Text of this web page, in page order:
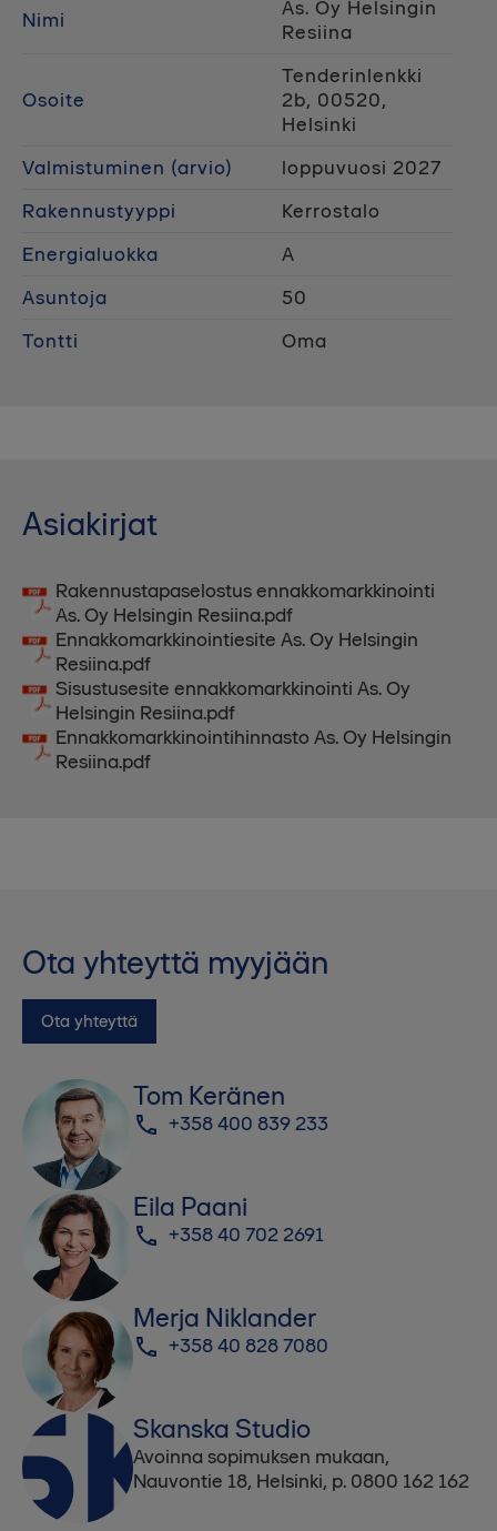
Nimi
As. Oy Helsingin
Resiina
Osoite
Tenderinlenkki
2b, 00520,
Helsinki
Valmistuminen (arvio)
loppuvuosi 2027
Rakennustyyppi
Kerrostalo
Energialuokka
A
Asuntoja
50
Tontti
Oma
Asiakirjat
Rakennustapaselostus ennakkomarkkinointi
As. Oy Helsingin Resiina.pdf
Ennakkomarkkinointiesite As. Oy Helsingin
Resiina.pdf
Sisustusesite ennakkomarkkinointi As. Oy
Helsingin Resiina.pdf
Ennakkomarkkinointihinnasto As. Oy Helsingin
Resiina.pdf
Ota yhteyttä myyjään
Ota yhteyttä
Tom Keränen
+358 400 839 233
Eila Paani
+358 40 702 2691
Merja Niklander
+358 40 828 7080
Skanska Studio
Avoinna sopimuksen mukaan,
Nauvontie 18, Helsinki, p. 0800 162 162